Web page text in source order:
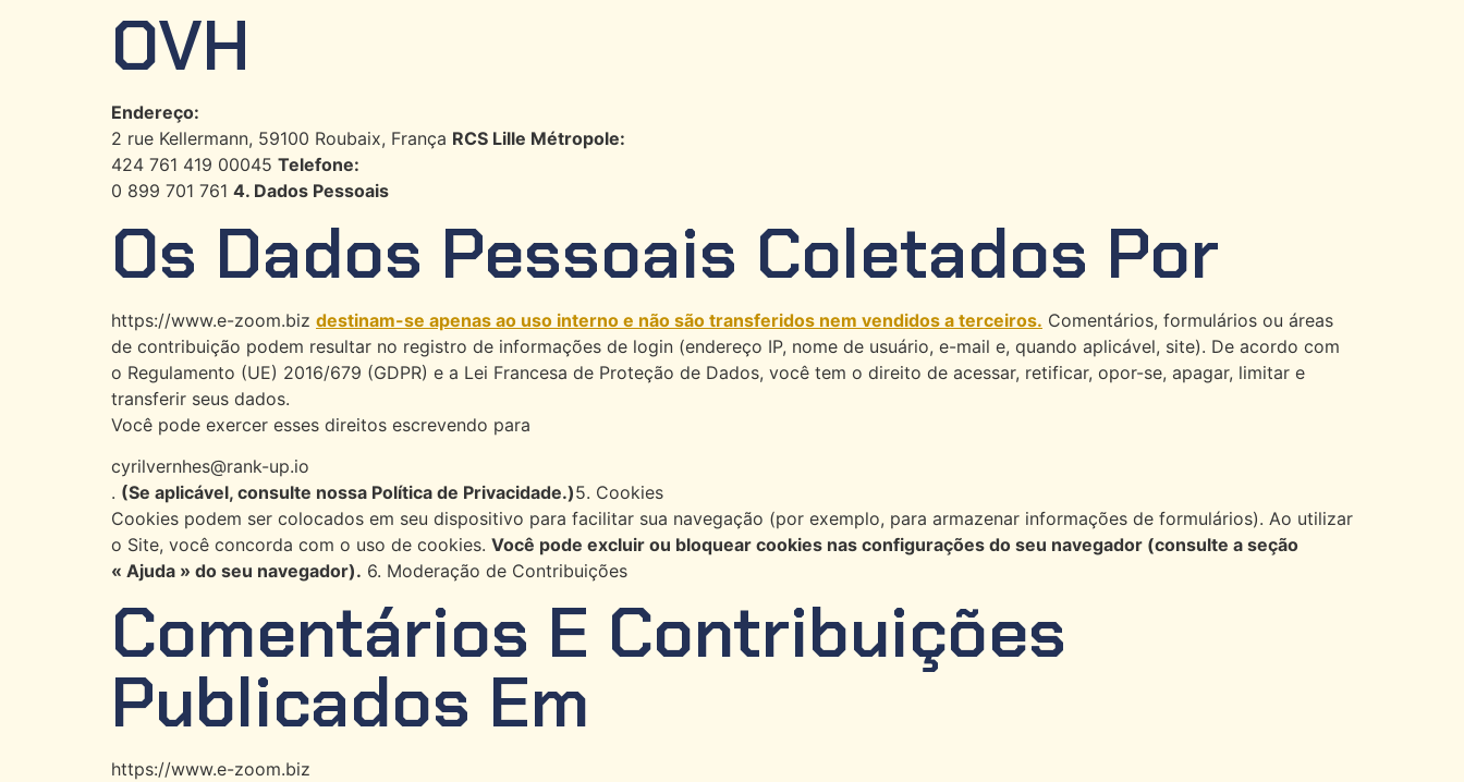
OVH
Endereço:
2 rue Kellermann, 59100 Roubaix, França RCS Lille Métropole:
424 761 419 00045 Telefone:
0 899 701 761 4. Dados Pessoais
Os Dados Pessoais Coletados Por
https://www.e-zoom.biz destinam-se apenas ao uso interno e não são transferidos nem vendidos a terceiros. Comentários, formulários ou áreas
de contribuição podem resultar no registro de informações de login (endereço IP, nome de usuário, e-mail e, quando aplicável, site). De acordo com
o Regulamento (UE) 2016/679 (GDPR) e a Lei Francesa de Proteção de Dados, você tem o direito de acessar, retificar, opor-se, apagar, limitar e
transferir seus dados.
Você pode exercer esses direitos escrevendo para
cyrilvernhes@rank-up.io
. (Se aplicável, consulte nossa Política de Privacidade.)5. Cookies
Cookies podem ser colocados em seu dispositivo para facilitar sua navegação (por exemplo, para armazenar informações de formulários). Ao utilizar
o Site, você concorda com o uso de cookies. Você pode excluir ou bloquear cookies nas configurações do seu navegador (consulte a seção
« Ajuda » do seu navegador). 6. Moderação de Contribuições
Comentários E Contribuições
Publicados Em
https://www.e-zoom.biz